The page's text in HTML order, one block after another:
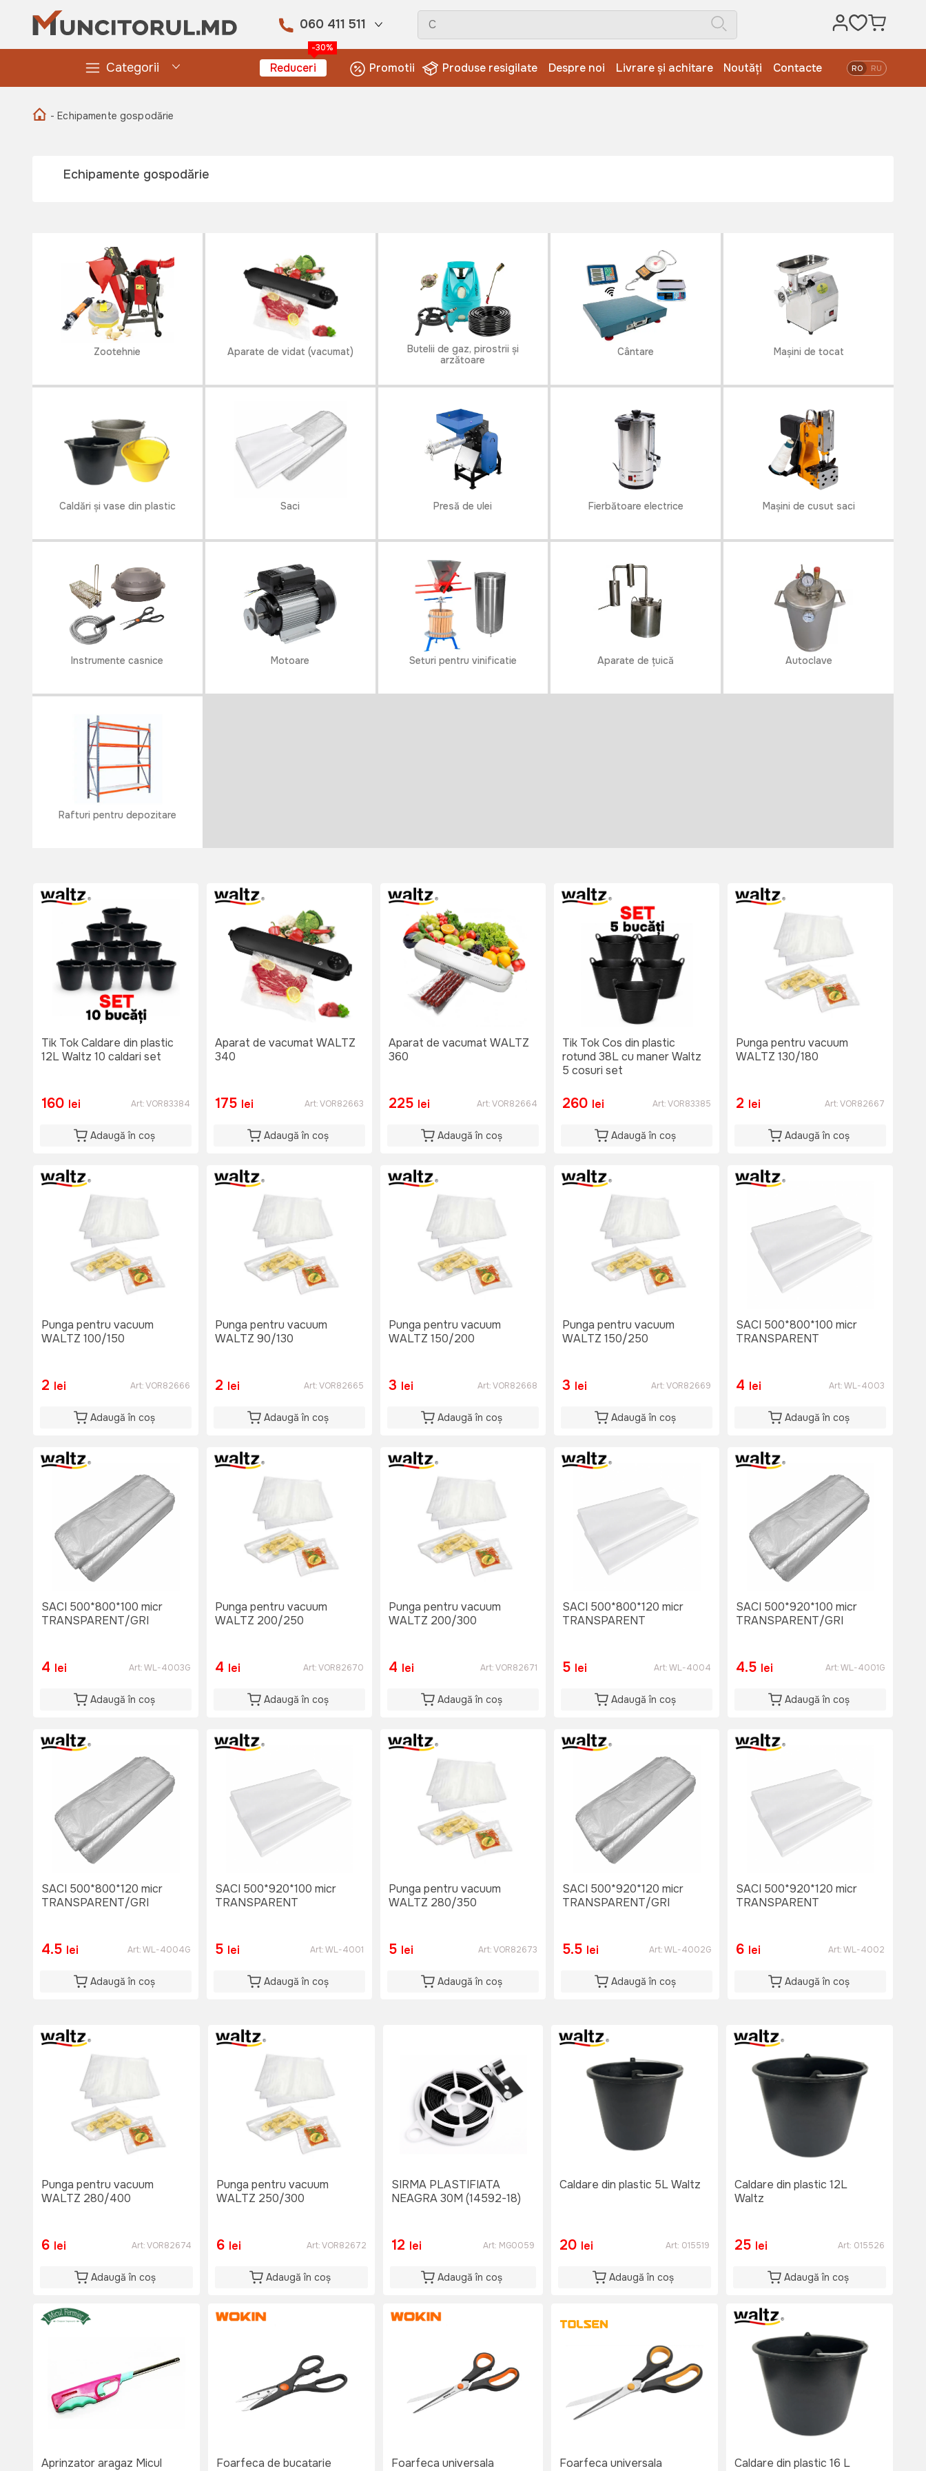
060 411 511
Categorii
-30%
Reduceri Promotii Produse resigilate Despre noi Livrare și achitare Noutăți Contacte RO RU
- Echipamente gospodărie
Echipamente gospodărie
Zootehnie Aparate de vidat (vacumat)
Butelii de gaz, pirostrii și
arzătoare
Cântare Mașini de tocat
Caldări și vase din plastic Saci Presă de ulei Fierbătoare electrice Mașini de cusut saci
Instrumente casnice Motoare Seturi pentru vinificatie Aparate de țuică Autoclave
Rafturi pentru depozitare
Tik Tok Caldare din plastic
12L Waltz 10 caldari set
160 lei Art:VOR83384
Adaugă în coș
Aparat de vacumat WALTZ
340
175 lei Art:VOR82663
Adaugă în coș
Aparat de vacumat WALTZ
360
225 lei Art:VOR82664
Adaugă în coș
Tik Tok Cos din plastic
rotund 38L cu maner Waltz
5 cosuri set
260 lei Art:VOR83385
Adaugă în coș
Punga pentru vacuum
WALTZ 130/180
2 lei Art:VOR82667
Adaugă în coș
Punga pentru vacuum
WALTZ 100/150
2 lei Art:VOR82666
Adaugă în coș
Punga pentru vacuum
WALTZ 90/130
2 lei Art:VOR82665
Adaugă în coș
Punga pentru vacuum
WALTZ 150/200
3 lei Art:VOR82668
Adaugă în coș
Punga pentru vacuum
WALTZ 150/250
3 lei Art:VOR82669
Adaugă în coș
SACI 500*800*100 micr
TRANSPARENT
4 lei Art:WL-4003
Adaugă în coș
SACI 500*800*100 micr
TRANSPARENT/GRI
4 lei Art:WL-4003G
Adaugă în coș
Punga pentru vacuum
WALTZ 200/250
4 lei Art:VOR82670
Adaugă în coș
Punga pentru vacuum
WALTZ 200/300
4 lei Art:VOR82671
Adaugă în coș
SACI 500*800*120 micr
TRANSPARENT
5 lei Art:WL-4004
Adaugă în coș
SACI 500*920*100 micr
TRANSPARENT/GRI
4.5 lei Art:WL-4001G
Adaugă în coș
SACI 500*800*120 micr
TRANSPARENT/GRI
4.5 lei Art:WL-4004G
Adaugă în coș
SACI 500*920*100 micr
TRANSPARENT
5 lei Art:WL-4001
Adaugă în coș
Punga pentru vacuum
WALTZ 280/350
5 lei Art:VOR82673
Adaugă în coș
SACI 500*920*120 micr
TRANSPARENT/GRI
5.5 lei Art:WL-4002G
Adaugă în coș
SACI 500*920*120 micr
TRANSPARENT
6 lei Art:WL-4002
Adaugă în coș
Punga pentru vacuum
WALTZ 280/400
6 lei Art:VOR82674
Adaugă în coș
Punga pentru vacuum
WALTZ 250/300
6 lei Art:VOR82672
Adaugă în coș
SIRMA PLASTIFIATA
NEAGRA 30M (14592-18)
12 lei Art: MG0059
Adaugă în coș
Caldare din plastic 5L Waltz
20 lei Art: 015519
Adaugă în coș
Caldare din plastic 12L
Waltz
25 lei Art: 015526
Adaugă în coș
Aprinzator aragaz Micul
Foarfeca de bucatarie
Foarfeca universala
Foarfeca universala
Caldare din plastic 16 L